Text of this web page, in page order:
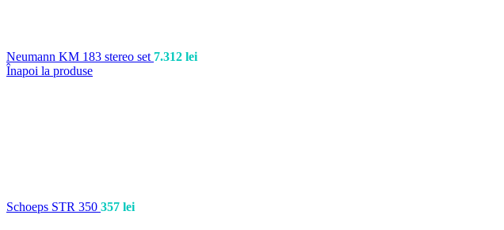
Neumann KM 183 stereo set 7.312 lei
Înapoi la produse
Schoeps STR 350 357 lei